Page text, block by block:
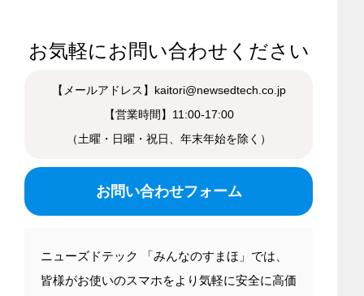
お気軽にお問い合わせください
【メールアドレス】kaitori@newsedtech.co.jp
【営業時間】11:00-17:00
（土曜・日曜・祝日、年末年始を除く）
お問い合わせフォーム
ニューズドテック 「みんなのすまほ」では、
皆様がお使いのスマホをより気軽に安全に高価